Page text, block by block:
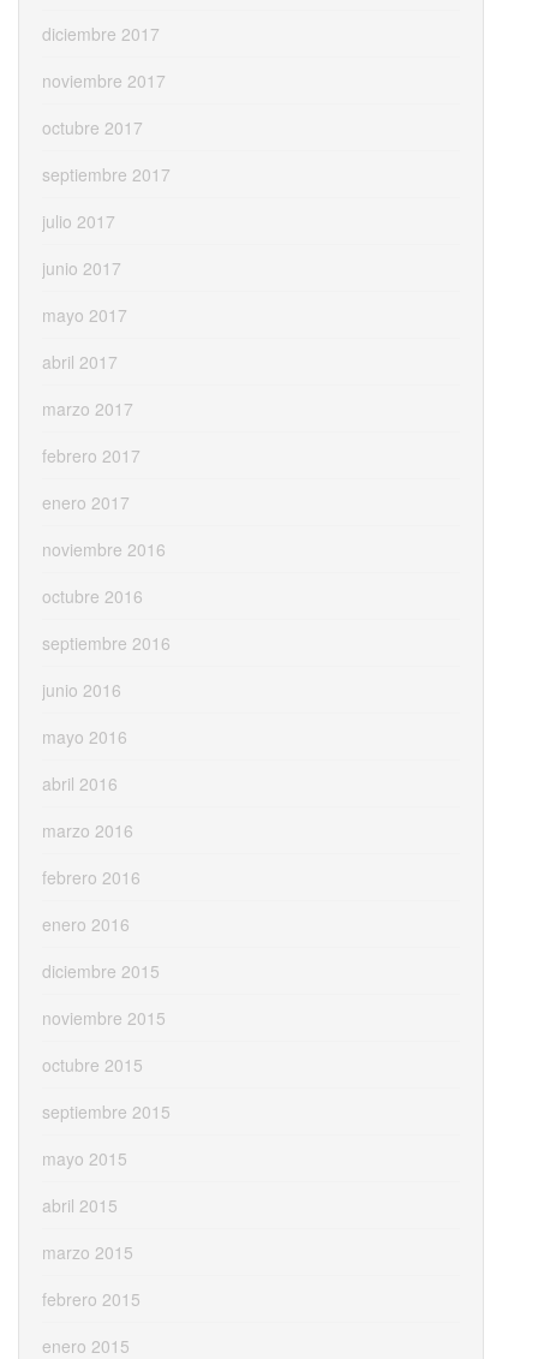
diciembre 2017
noviembre 2017
octubre 2017
septiembre 2017
julio 2017
junio 2017
mayo 2017
abril 2017
marzo 2017
febrero 2017
enero 2017
noviembre 2016
octubre 2016
septiembre 2016
junio 2016
mayo 2016
abril 2016
marzo 2016
febrero 2016
enero 2016
diciembre 2015
noviembre 2015
octubre 2015
septiembre 2015
mayo 2015
abril 2015
marzo 2015
febrero 2015
enero 2015